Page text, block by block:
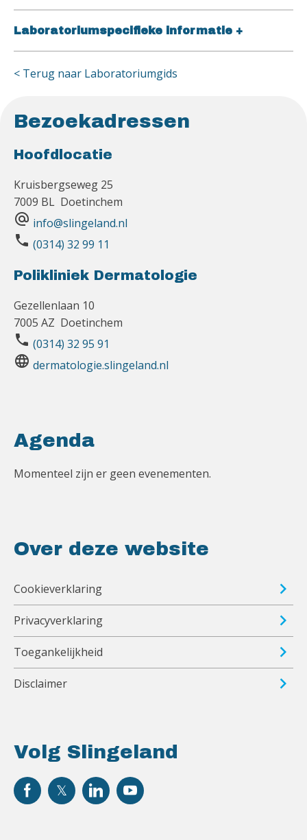
Laboratoriumspecifieke informatie +
< Terug naar Laboratoriumgids
Bezoekadressen
Hoofdlocatie
Kruisbergseweg 25
7009 BL Doetinchem
alternate_email info@slingeland.nl
phone (0314) 32 99 11
Polikliniek Dermatologie
Gezellenlaan 10
7005 AZ Doetinchem
phone (0314) 32 95 91
language dermatologie.slingeland.nl
Volg Slingeland
Agenda
Momenteel zijn er geen evenementen.
Over deze website
Cookieverklaring
Privacyverklaring
Toegankelijkheid
Disclaimer